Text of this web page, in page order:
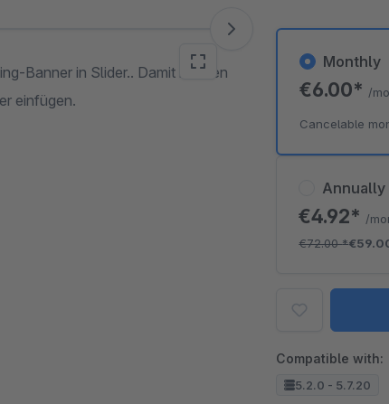
Banner in Slider.. Damit können
einfügen.
Annually
€4.92* /
€72.00*
Monthly
€6.00* /
Cancelable
Compatible with:
5.2.0 - 5.7.20